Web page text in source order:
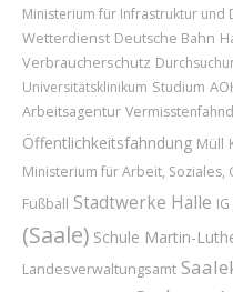
Ministerium für Infrastruktur und
Wetterdienst Deutsche Bahn
Verbraucherschutz
Universitätsklinikum Studium
Arbeitsagentur
Öffentlichkeitsfahndung Müll
Ministerium für Arbeit, Soziales,
Fußball Stadtwerke Halle
(Saale) Schule Martin-
Landesverwaltungsamt